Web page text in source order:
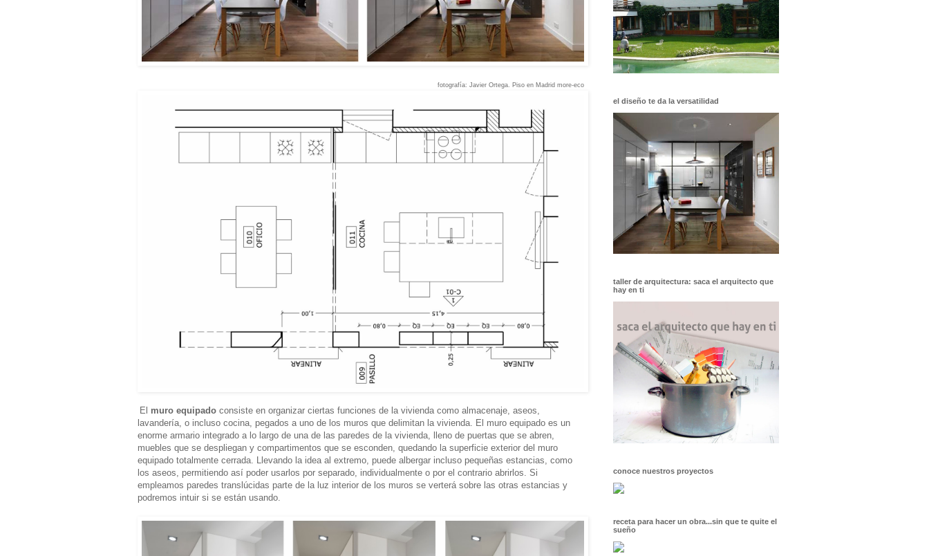
fotografía: Javier Ortega . Piso en Madrid more-eco
El muro equipado consiste en organizar ciertas funciones de la vivienda como almacenaje, aseos,
lavandería, o incluso cocina, pegados a uno de los muros que delimitan la vivienda. El muro equipado es un
enorme armario integrado a lo largo de una de las paredes de la vivienda, lleno de puertas que se abren,
muebles que se despliegan y compartimentos que se esconden, quedando la superficie exterior del muro
equipado totalmente cerrada. Llevando la idea al extremo, puede albergar incluso pequeñas estancias, como
los aseos, permitiendo así poder usarlos por separado, individualmente o por el contrario abrirlos. Si
empleamos paredes translúcidas parte de la luz interior de los muros se verterá sobre las otras estancias y
podremos intuir si se están usando.
el diseño te da la versatilidad
taller de arquitectura: saca el arquitecto que
hay en ti
conoce nuestros proyectos
receta para hacer un obra...sin que te quite el
sueño